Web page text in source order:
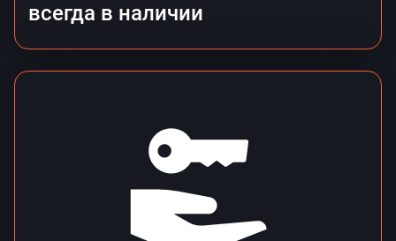
всегда в наличии